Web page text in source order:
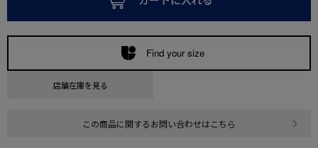
Find your size
店舗在庫を見る
この商品に関するお問い合わせはこちら